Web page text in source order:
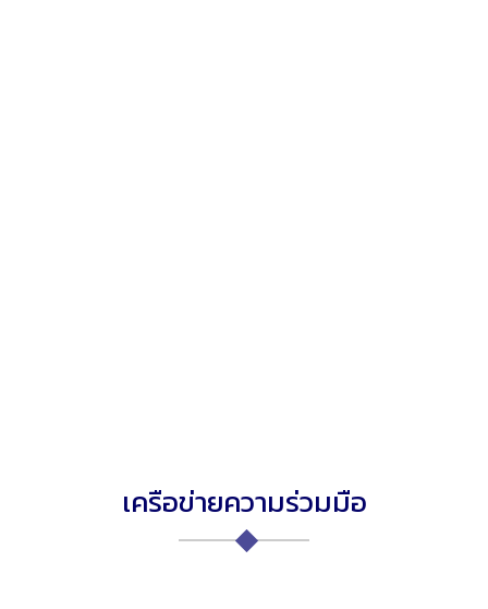
เครือข่ายความร่วมมือ